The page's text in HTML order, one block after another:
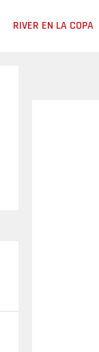
RIVER EN LA COPA